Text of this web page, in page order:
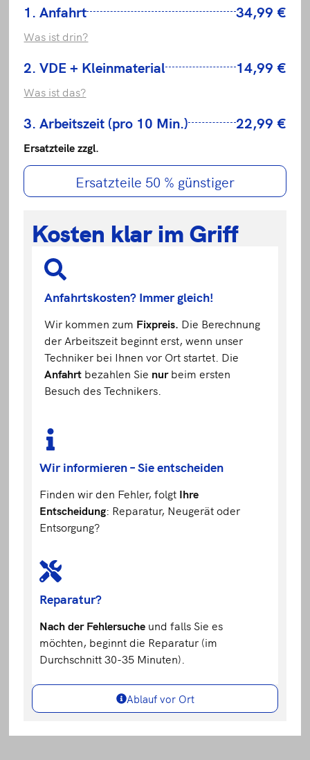
1. Anfahrt 34,99 €
Was ist drin?
2. VDE + Kleinmaterial 14,99 €
Was ist das?
3. Arbeitszeit (pro 10 Min.) 22,99 €
Ersatzteile zzgl.
Ersatzteile 50 % günstiger
Kosten klar im Griff
Anfahrtskosten? Immer gleich!
Wir kommen zum Fixpreis. Die Berechnung
der Arbeitszeit beginnt erst, wenn unser
Techniker bei Ihnen vor Ort startet. Die
Anfahrtbezahlen Sie nurbeim ersten
Besuch des Technikers.
Wir informieren – Sie entscheiden
Finden wir den Fehler, folgt Ihre
Entscheidung: Reparatur, Neugerät oder
Entsorgung?
Reparatur?
Nach der Fehlersuche und falls Sie es
möchten, beginnt die Reparatur (im
Durchschnitt 30-35 Minuten).
Ablauf vor Ort